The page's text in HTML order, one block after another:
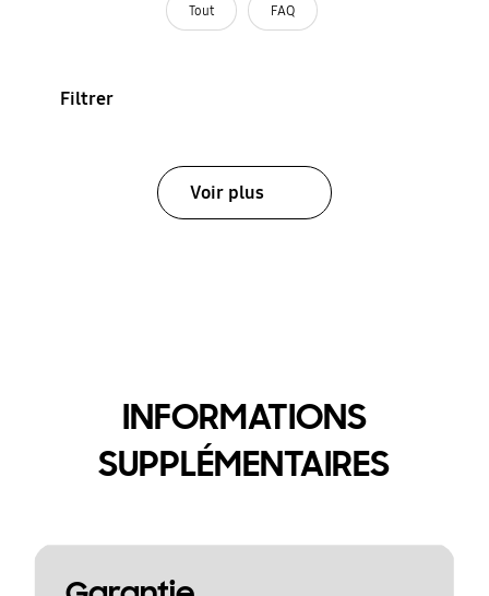
Tout FAQ
Filtrer
Voir plus
INFORMATIONS
SUPPLÉMENTAIRES